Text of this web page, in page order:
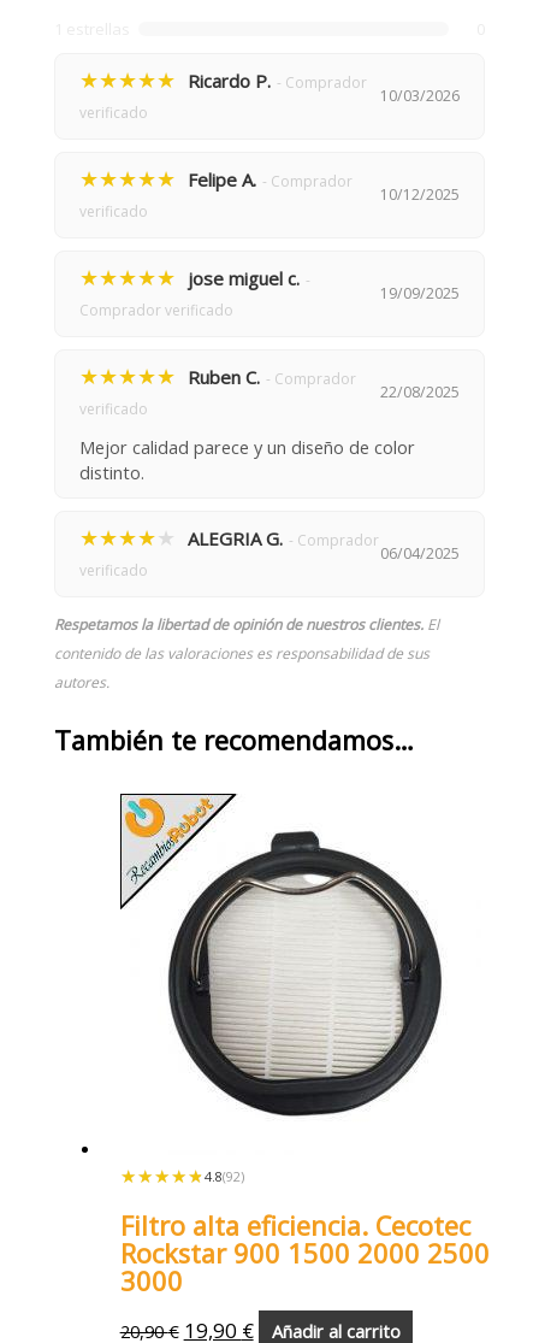
★★★★★ Ricardo P. - Comprador
verificado
10/03/2026
★★★★★ Felipe A. - Comprador
verificado
10/12/2025
★★★★★ jose miguel c. -
Comprador verificado
19/09/2025
★★★★★ Ruben C. - Comprador
verificado
22/08/2025
Mejor calidad parece y un diseño de color
distinto.
★★★★★ ALEGRIA G. - Comprador
verificado
06/04/2025
Respetamos la libertad de opinión de nuestros clientes. El
contenido de las valoraciones es responsabilidad de sus
autores.
También te recomendamos…
★★★★★
★★★★★ 4.8(92)
Filtro alta eficiencia. Cecotec
Rockstar 900 1500 2000 2500
3000
20,90€ 19,90 € Añadir al carrito